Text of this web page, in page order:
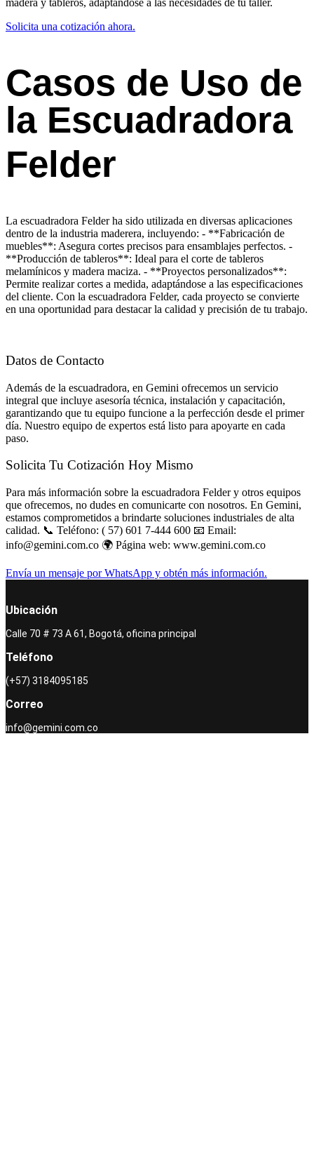
madera y tableros, adaptándose a las necesidades de tu taller.
Solicita una cotización ahora.
Casos de Uso de
la Escuadradora
Felder
La escuadradora Felder ha sido utilizada en diversas aplicaciones
dentro de la industria maderera, incluyendo: - **Fabricación de
muebles**: Asegura cortes precisos para ensamblajes perfectos. -
**Producción de tableros**: Ideal para el corte de tableros
melamínicos y madera maciza. - **Proyectos personalizados**:
Permite realizar cortes a medida, adaptándose a las especificaciones
del cliente. Con la escuadradora Felder, cada proyecto se convierte
en una oportunidad para destacar la calidad y precisión de tu trabajo.
Datos de Contacto
Además de la escuadradora, en Gemini ofrecemos un servicio
integral que incluye asesoría técnica, instalación y capacitación,
garantizando que tu equipo funcione a la perfección desde el primer
día. Nuestro equipo de expertos está listo para apoyarte en cada
paso.
Solicita Tu Cotización Hoy Mismo
Para más información sobre la escuadradora Felder y otros equipos
que ofrecemos, no dudes en comunicarte con nosotros. En Gemini,
estamos comprometidos a brindarte soluciones industriales de alta
calidad. 📞 Teléfono: ( 57) 601 7-444 600 📧 Email:
info@gemini.com.co 🌍 Página web: www.gemini.com.co
Envía un mensaje por WhatsApp y obtén más información.
Ubicación
Calle 70 # 73 A 61, Bogotá, oficina principal
Teléfono
(+57) 3184095185
Correo
info@gemini.com.co